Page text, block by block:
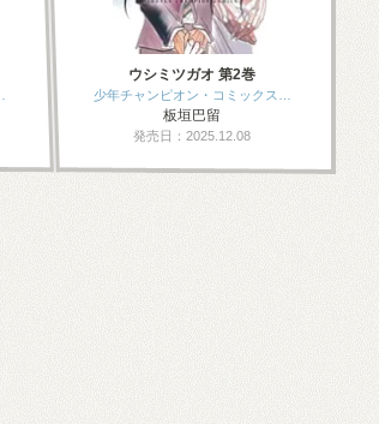
ウシミツガオ 第2巻
少年チャンピオン・コミックス…
板垣巴留
発売日：2025.12.08